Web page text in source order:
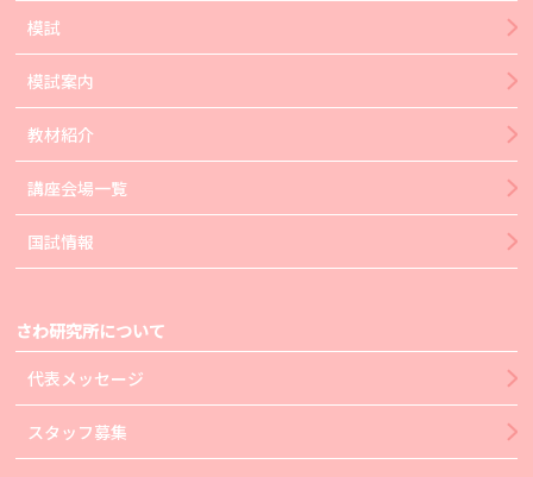
模試
模試案内
教材紹介
講座会場一覧
国試情報
さわ研究所について
代表メッセージ
スタッフ募集